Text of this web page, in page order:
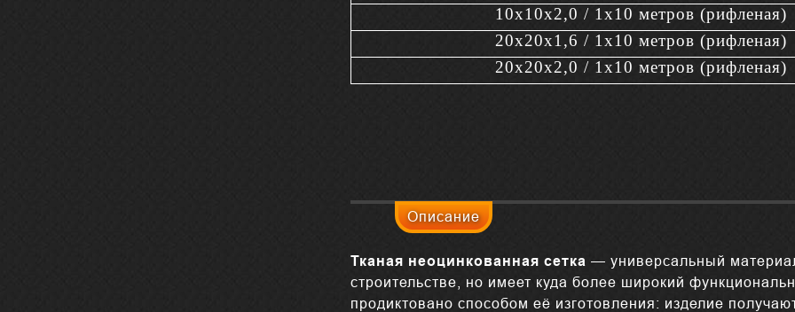
10х10х2,0 / 1х10 метров (рифленая)
20х20х1,6 / 1х10 метров (рифленая)
20х20х2,0 / 1х10 метров (рифленая)
Описание
Тканая неоцинкованная сетка — универсальный
строительстве, но имеет куда более широкий
продиктовано способом её изготовления: изделие